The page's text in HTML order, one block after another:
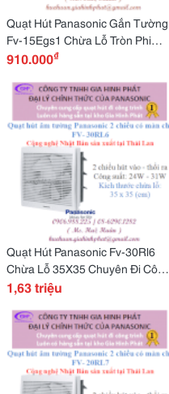
Quạt Hút Panasonic Gắn Tường
Fv-15Egs1 Chừa Lỗ Tròn Phi
16.5 Cm, Alo Là Có Ngay!
910.000₫
Quạt Hút Panasonic Fv-30Rl6
Chừa Lỗ 35X35 Chuyên Đi Công
Trình
1,63 triệu